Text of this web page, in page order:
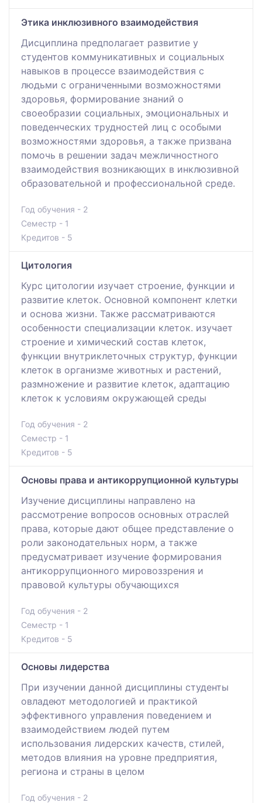
Этика инклюзивного взаимодействия
Дисциплина предполагает развитие у
студентов коммуникативных и социальных
навыков в процессе взаимодействия с
людьми с ограниченными возможностями
здоровья, формирование знаний о
своеобразии социальных, эмоциональных и
поведенческих трудностей лиц с особыми
возможностями здоровья, а также призвана
помочь в решении задач межличностного
взаимодействия возникающих в инклюзивной
образовательной и профессиональной среде.
Год обучения - 2
Семестр - 1
Кредитов - 5
Цитология
Курс цитологии изучает строение, функции и
развитие клеток. Основной компонент клетки
и основа жизни. Также рассматриваются
особенности специализации клеток. изучает
строение и химический состав клеток,
функции внутриклеточных структур, функции
клеток в организме животных и растений,
размножение и развитие клеток, адаптацию
клеток к условиям окружающей среды
Год обучения - 2
Семестр - 1
Кредитов - 5
Основы права и антикоррупционной культуры
Изучение дисциплины направлено на
рассмотрение вопросов основных отраслей
права, которые дают общее представление о
роли законодательных норм, а также
предусматривает изучение формирования
антикоррупционного мировоззрения и
правовой культуры обучающихся
Год обучения - 2
Семестр - 1
Кредитов - 5
Основы лидерства
При изучении данной дисциплины студенты
овладеют методологией и практикой
эффективного управления поведением и
взаимодействием людей путем
использования лидерских качеств, стилей,
методов влияния на уровне предприятия,
региона и страны в целом
Год обучения - 2